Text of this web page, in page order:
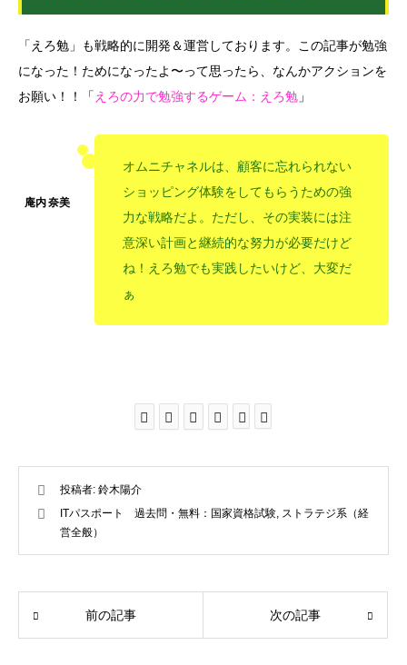
「えろ勉」も戦略的に開発＆運営しております。この記事が勉強
になった！ためになったよ〜って思ったら、なんかアクションを
お願い！！「えろの力で勉強するゲーム：えろ勉 」
オムニチャネルは、顧客に忘れられない
ショッピング体験をしてもらうための強
力な戦略だよ。ただし、その実装には注
意深い計画と継続的な努力が必要だけど
ね！えろ勉でも実践したいけど、大変だ
ぁ
投稿者: 鈴木陽介
ITパスポート 過去問・無料：国家資格試験 ストラテジ系（経
営全般）
前の記事 次の記事